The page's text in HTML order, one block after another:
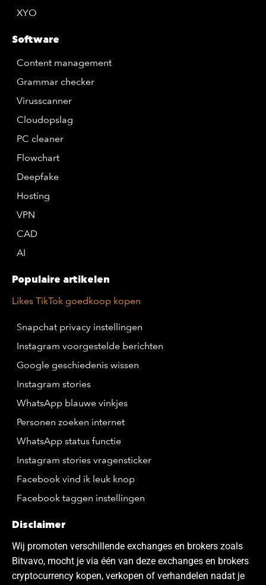
XYO
Software
Content management
Grammar checker
Virusscanner
Cloudopslag
PC cleaner
Flowchart
Deepfake
Hosting
VPN
CAD
AI
Populaire artikelen
Likes TikTok goedkoop kopen
Snapchat privacy instellingen
Instagram voorgestelde berichten
Google geschiedenis wissen
Instagram stories
WhatsApp blauwe vinkjes
Personen zoeken internet
WhatsApp status functie
Instagram stories vragensticker
Facebook vind ik leuk knop
Facebook taggen instellingen
Disclaimer
Wij promoten verschillende exchanges en brokers zoals
Bitvavo, mocht je via één van deze exchanges en brokers
cryptocurrency kopen, verkopen of verhandelen nadat je